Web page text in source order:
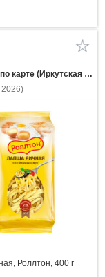
Спец цена по карте (Иркутская область)
Роллтон, 400 г